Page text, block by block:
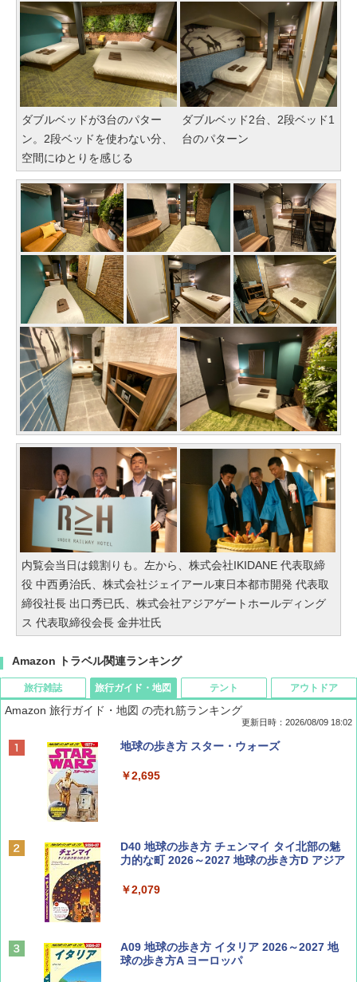
ダブルベッドが3台のパター
ン。2段ベッドを使わない分、
空間にゆとりを感じる
ダブルベッド2台、2段ベッド1
台のパターン
内覧会当日は鏡割りも。左から、株式会社IKIDANE 代表取締
役 中西勇治氏、株式会社ジェイアール東日本都市開発 代表取
締役社長 出口秀已氏、株式会社アジアゲートホールディング
ス 代表取締役会長 金井壮氏
Amazon トラベル関連ランキング
旅行雑誌
BE-PAL(ビ-パル) 2026年 9 月号【特別付録:
ディズニーファン ２０２６年 ９月号 [雑
誌] (ＤＩＳＮＥＹ ＦＡＮ)
￥713
山と溪谷 2026年8月号「南アルプス大全」
旅行ガイド・地図
Amazon 旅行ガイド・地図 の売れ筋ランキング
更新日時：2026/08/09 18:02
地球の歩き方 スター・ウォーズ
￥2,695
D40 地球の歩き方 チェンマイ タイ北部の魅
力的な町 2026～2027 地球の歩き方D アジア
￥2,079
A09 地球の歩き方 イタリア 2026～2027 地
球の歩き方A ヨーロッパ
テント アウトドア